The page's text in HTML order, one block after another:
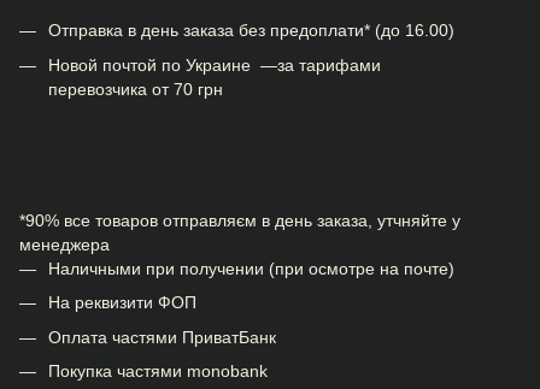
Отправка в день заказа без предоплати* (до 16.00)
Новой почтой по Украине —за тарифами
перевозчика от 70 грн
*90% все товаров отправляєм в день заказа, утчняйте у
менеджера
Наличными при получении (при осмотре на почте)
На реквизити ФОП
Оплата частями ПриватБанк
Покупка частями monobank